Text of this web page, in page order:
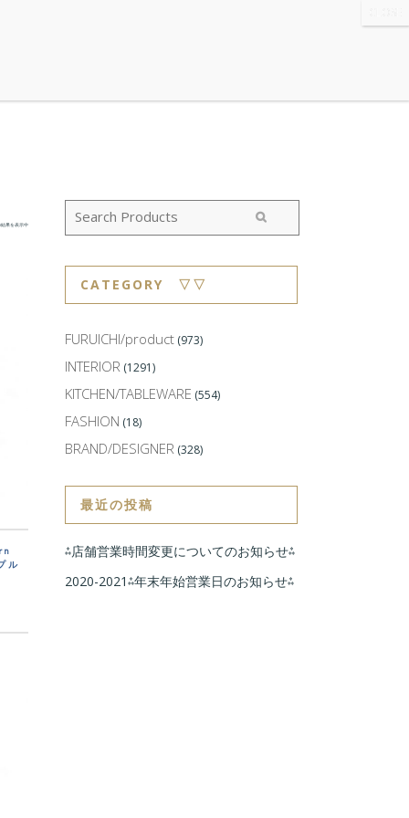
結果を表示中
ル
CATEGORY ▽▽
FURUICHI/product (973)
INTERIOR (1291)
KITCHEN/TABLEWARE (554)
FASHION (18)
BRAND/DESIGNER (328)
最近の投稿
⁂店舗営業時間変更についてのお知らせ⁂
2020-2021⁂年末年始営業日のお知らせ⁂